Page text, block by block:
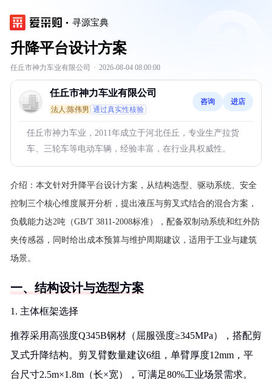
寻源宝典
升降平台设计方案
任丘市神力车业有限公司 · 2026-08-04 08:00:00
任丘市神力车业有限公司
法人:陈伟男 通过真实性核验
咨询 进店
任丘市神力车业，2011年成立于河北任丘，专业生产拉货
车、三轮车等电动车辆，经验丰富，在行业具权威性。
介绍： 本文针对升降平台设计方案，从结构选型、驱动系统、安全
控制三个核心维度展开分析，提出液压与剪叉式结合的混合方案，
负载能力达2吨（GB/T 3811-2008标准），配备双制动系统和红外防
夹传感器，同时给出成本预算与维护周期建议，适用于工业与建筑
场景。
一、结构设计与选型方案
1. 主体框架选择
推荐采用高强度Q345B钢材（屈服强度≥345MPa），搭配剪
叉式升降结构。剪叉臂数量建议6组，单臂厚度12mm，平
台尺寸2.5m×1.8m（长×宽），可满足80%工业场景需求。